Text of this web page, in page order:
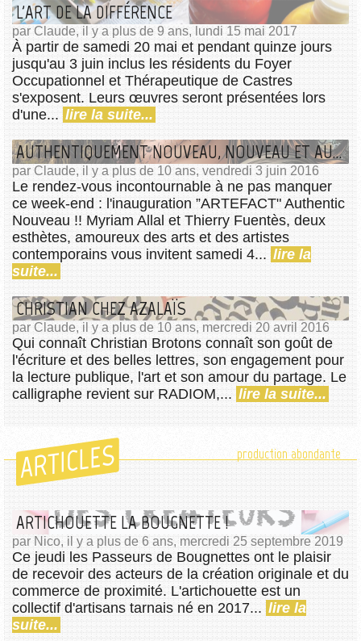
L'ART DE LA DIFFÉRENCE
par Claude, il y a plus de 9 ans, lundi 15 mai 2017
À partir de samedi 20 mai et pendant quinze jours
jusqu'au 3 juin inclus les résidents du Foyer
Occupationnel et Thérapeutique de Castres
s'exposent. Leurs œuvres seront présentées lors
d'une... lire la suite...
AUTHENTIQUEMENT NOUVEAU, NOUVEAU ET AUTHENTIQUE !!
par Claude, il y a plus de 10 ans, vendredi 3 juin 2016
Le rendez-vous incontournable à ne pas manquer
ce week-end : l'inauguration ”ARTEFACT" Authentic
Nouveau !! Myriam Allal et Thierry Fuentès, deux
esthètes, amoureux des arts et des artistes
contemporains vous invitent samedi 4... lire la
suite...
CHRISTIAN CHEZ AZALAÏS
par Claude, il y a plus de 10 ans, mercredi 20 avril 2016
Qui connaît Christian Brotons connaît son goût de
l'écriture et des belles lettres, son engagement pour
la lecture publique, l'art et son amour du partage. Le
calligraphe revient sur RADIOM,... lire la suite...
ARTICLES production abondante
ARTICHOUETTE LA BOUGNETTE !
par Nico, il y a plus de 6 ans, mercredi 25 septembre 2019
Ce jeudi les Passeurs de Bougnettes ont le plaisir
de recevoir des acteurs de la création originale et du
commerce de proximité. L'artichouette est un
collectif d'artisans tarnais né en 2017... lire la
suite...